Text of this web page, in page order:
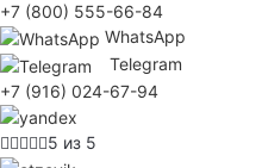
+7 (800) 555-66-84
WhatsApp
Telegram
+7 (916) 024-67-94
5 из 5